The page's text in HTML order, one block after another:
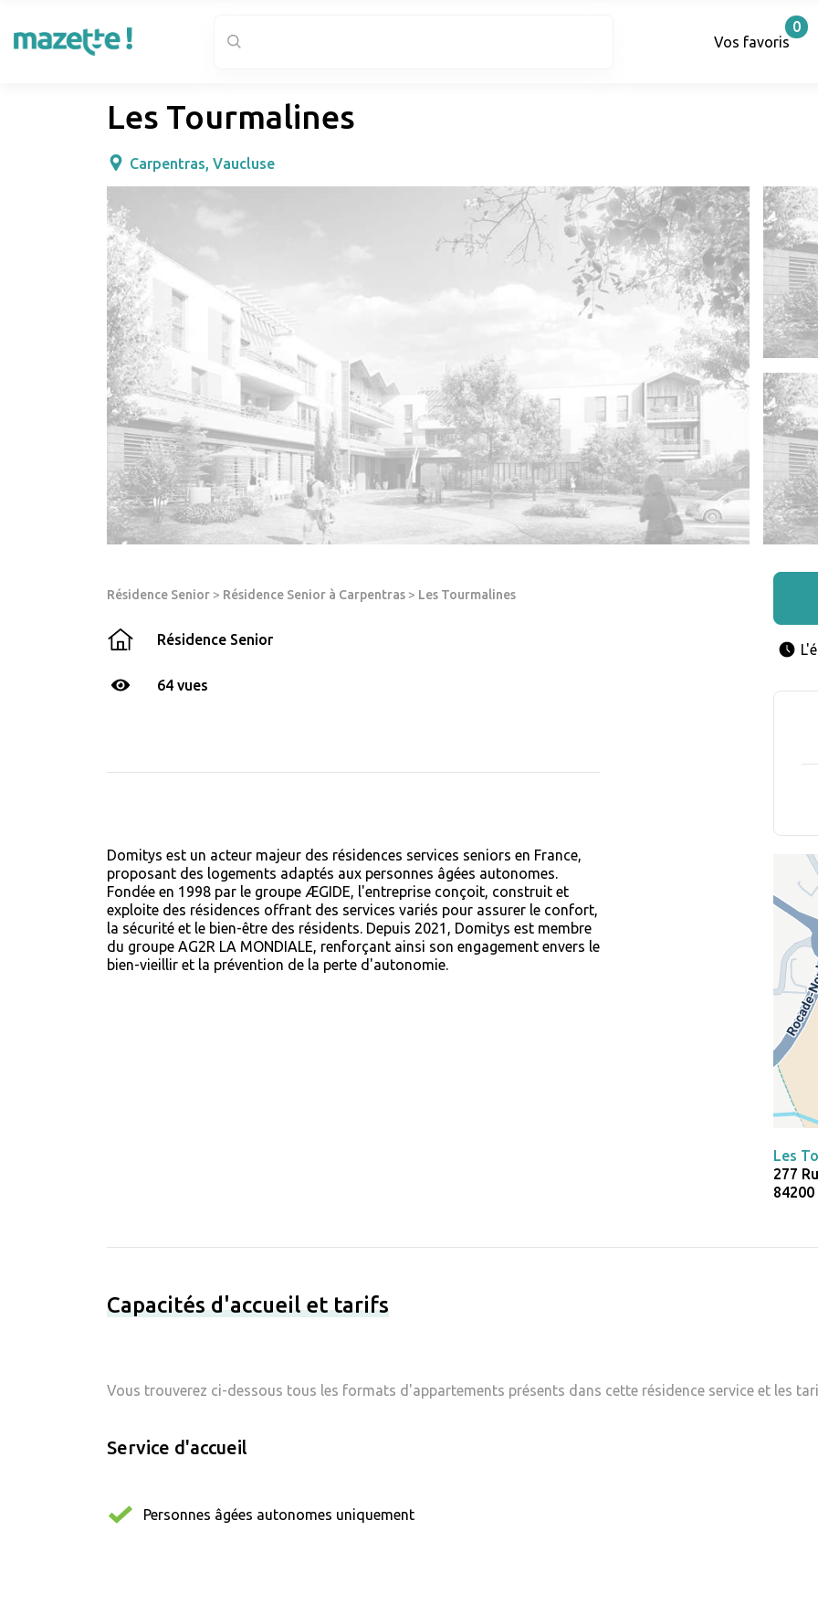
Vos favoris
0
Les Tourmalines
Carpentras, Vaucluse
Résidence Senior > Résidence Senior à Carpentras > Les Tourmalines
Résidence Senior
64 vues
Domitys est un acteur majeur des résidences services seniors en France,
proposant des logements adaptés aux personnes âgées autonomes.
Fondée en 1998 par le groupe ÆGIDE, l'entreprise conçoit, construit et
exploite des résidences offrant des services variés pour assurer le confort,
la sécurité et le bien-être des résidents. Depuis 2021, Domitys est membre
du groupe AG2R LA MONDIALE, renforçant ainsi son engagement envers le
bien-vieillir et la prévention de la perte d'autonomie.
Les
277
Capacités d'accueil et tarifs
Vous trouverez ci-dessous tous les formats d'appartements présents dans cette résidence service et les
Service d'accueil
Personnes âgées autonomes uniquement